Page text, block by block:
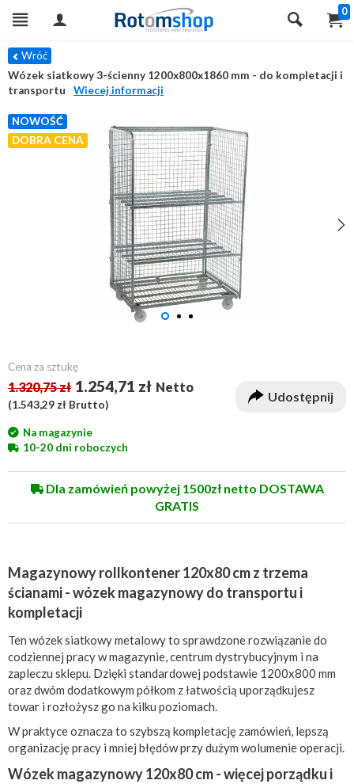
0
Wróć
Wózek siatkowy 3-ścienny 1200x800x1860 mm - do kompletacji i
transportu
Wiecej informacji
NOWOŚĆ
DOBRA CENA
Cena za sztukę
1.320,75 zł 1.254,71 zł Netto
(1.543,29 zł Brutto)
Udostępnij
Na magazynie
10-20 dni roboczych
Dla zamówień powyżej 1500zł netto DOSTAWA
GRATIS
Magazynowy rollkontener 120x80 cm z trzema
ścianami - wózek magazynowy do transportu i
kompletacji
Ten wózek siatkowy metalowy to sprawdzone rozwiązanie do
codziennej pracy w magazynie, centrum dystrybucyjnym i na
zapleczu sklepu. Dzięki standardowej podstawie 1200x800 mm
oraz dwóm dodatkowym półkom z łatwością uporządkujesz
towar i rozłożysz go na kilku poziomach.
W praktyce oznacza to szybszą kompletację zamówień, lepszą
organizację pracy i mniej błędów przy dużym wolumenie operacji.
Wózek magazynowy 120x80 cm - więcej porządku i